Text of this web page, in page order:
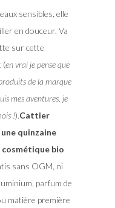
sensibles, elle
en douceur. Va
sur cette
(en vrai je pense que
de la marque
mes aventures, je
!).Cattier
quinzaine
cosmétique bio
sans OGM, ni
parfum de
matière première